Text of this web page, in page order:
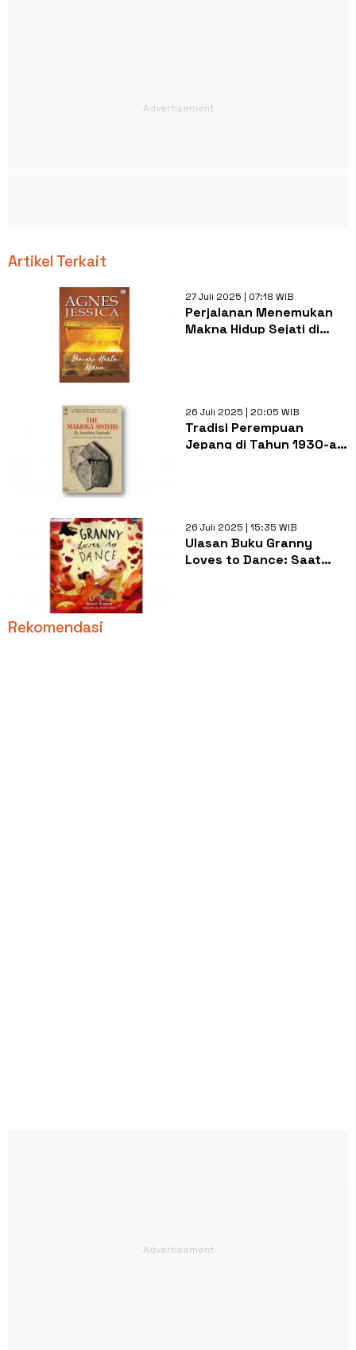
Artikel Terkait
27 Juli 2025 | 07:18 WIB
Perjalanan Menemukan
Makna Hidup Sejati di
26 Juli 2025 | 20:05 WIB
Tradisi Perempuan
Jepang di Tahun 1930-an
26 Juli 2025 | 15:35 WIB
Ulasan Buku Granny
Loves to Dance: Saat
Rekomendasi